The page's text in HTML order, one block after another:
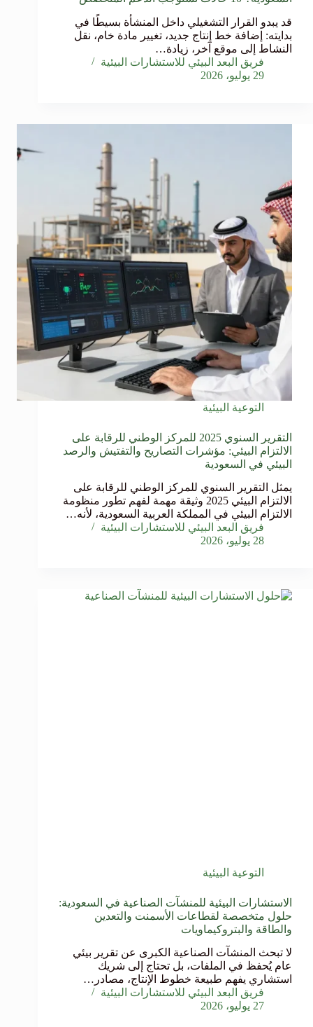
قد يبدو القرار التشغيلي داخل المنشأة بسيطًا في
بدايته: إضافة خط إنتاج جديد، تغيير مادة خام، نقل
النشاط إلى موقع آخر، زيادة…
فريق البعد البيئي للاستشارات البيئية
29 يوليو، 2026
التوعية البيئية
التقرير السنوي 2025 للمركز الوطني للرقابة على
الالتزام البيئي: مؤشرات التصاريح والتفتيش والرصد
البيئي في السعودية
يمثل التقرير السنوي للمركز الوطني للرقابة على
الالتزام البيئي 2025 وثيقة مهمة لفهم تطور منظومة
الالتزام البيئي في المملكة العربية السعودية، لأنه…
فريق البعد البيئي للاستشارات البيئية
28 يوليو، 2026
التوعية البيئية
الاستشارات البيئية للمنشآت الصناعية في السعودية:
حلول متخصصة لقطاعات الأسمنت والتعدين
والطاقة والبتروكيماويات
لا تبحث المنشآت الصناعية الكبرى عن تقرير بيئي
عام يُحفظ في الملفات، بل تحتاج إلى شريك
استشاري يفهم طبيعة خطوط الإنتاج، مصادر…
فريق البعد البيئي للاستشارات البيئية
27 يوليو، 2026